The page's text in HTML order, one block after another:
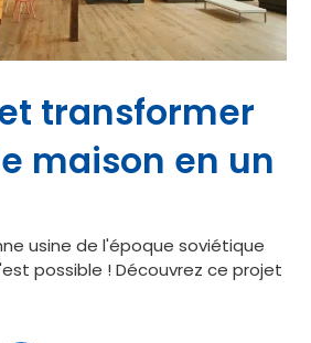
transformer
maison en un
usine de l'époque soviétique
possible ! Découvrez ce projet